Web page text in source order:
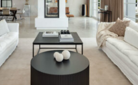
cuidadosamente
a la casa club del resort,
y su ambiente tranquilo con
son fácilmente accesibles a
A 10 minutos en coche
en Atalaya y un nuevo centro
a prestigiosos colegios